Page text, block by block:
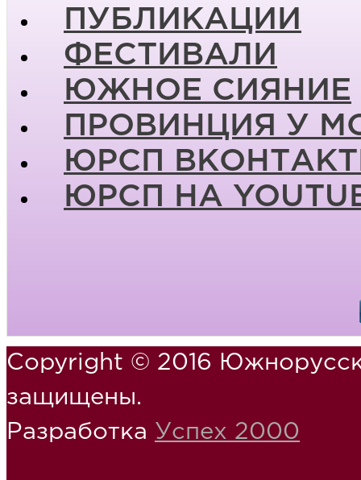
ПУБЛИКАЦИИ
ФЕСТИВАЛИ
ЮЖНОЕ СИЯНИЕ
ПРОВИНЦИЯ У
ЮРСП
ЮРСП НА
Copyright © 2016
защищены.
Разработка Успех 2000